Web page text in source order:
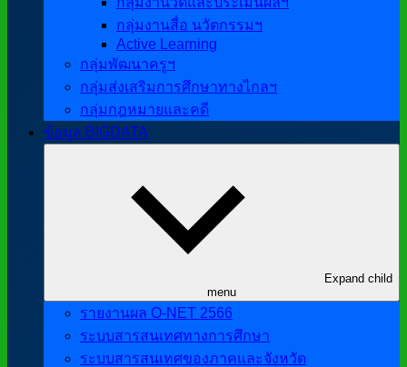
กลุ่มงานสื่อ นวัตกรรมฯ
Active Learning
กลุ่มพัฒนาครูฯ
กลุ่มส่งเสริมการศึกษาทางไกลฯ
กลุ่มกฎหมายและคดี
ข้อมูล BIGDATA
Expand child
menu
รายงานผล O-NET 2566
ระบบสารสนเทศทางการศึกษา
ระบบสารสนเทศของภาคและจังหวัด